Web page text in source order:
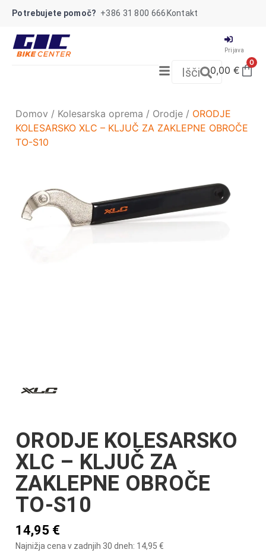
Potrebujete pomoč? +386 31 800 666 Kontakt
Prijava
Išči
0
0,00 €
Domov / Kolesarska oprema / Orodje / ORODJE
KOLESARSKO XLC – KLJUČ ZA ZAKLEPNE OBROČE
TO-S10
ORODJE KOLESARSKO
XLC – KLJUČ ZA
ZAKLEPNE OBROČE
TO-S10
14,95 €
Najnižja cena v zadnjih 30 dneh: 14,95 €